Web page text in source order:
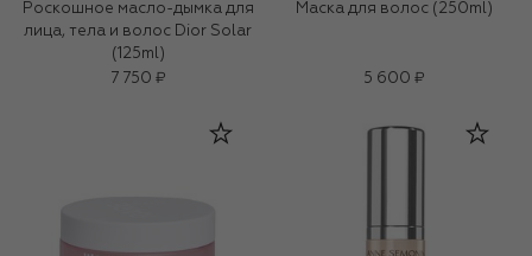
Роскошное масло-дымка для
лица, тела и волос Dior Solar
(125ml)
7 750 ₽
Маска для волос (250ml)
5 600 ₽